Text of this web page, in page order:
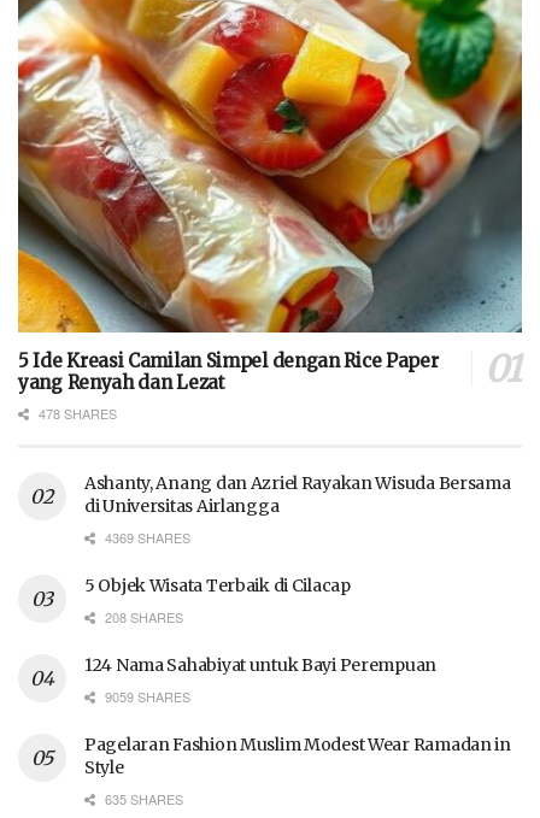
5 Ide Kreasi Camilan Simpel dengan Rice Paper
yang Renyah dan Lezat
478 SHARES
Ashanty, Anang dan Azriel Rayakan Wisuda Bersama
di Universitas Airlangga
4369 SHARES
5 Objek Wisata Terbaik di Cilacap
208 SHARES
124 Nama Sahabiyat untuk Bayi Perempuan
9059 SHARES
Pagelaran Fashion Muslim Modest Wear Ramadan in
Style
635 SHARES